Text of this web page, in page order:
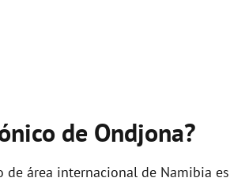
de Ondjona?
de área internacional de Namibia